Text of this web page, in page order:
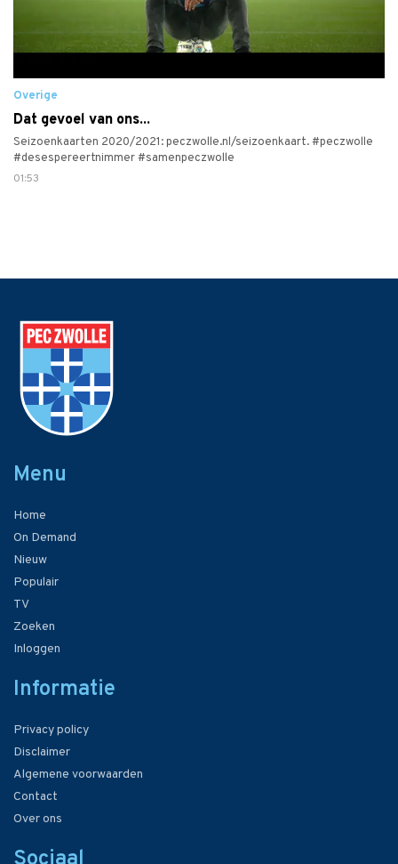
Overige
Dat gevoel van ons...
Seizoenkaarten 2020/2021: peczwolle.nl/seizoenkaart. #peczwolle
#desespereertnimmer #samenpeczwolle
01:53
Menu
Home
On Demand
Nieuw
Populair
TV
Zoeken
Inloggen
Informatie
Privacy policy
Disclaimer
Algemene voorwaarden
Contact
Over ons